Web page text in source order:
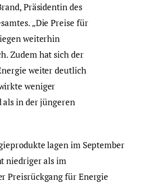
Präsidentin des
„Die Preise für
weiterhin
Zudem hat sich der
weiter deutlich
weniger
in der jüngeren
lagen im September
niedriger als im
Preisrückgang für Energie